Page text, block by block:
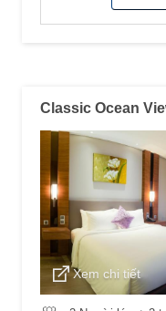
Classic Ocean
Xem chi tiết